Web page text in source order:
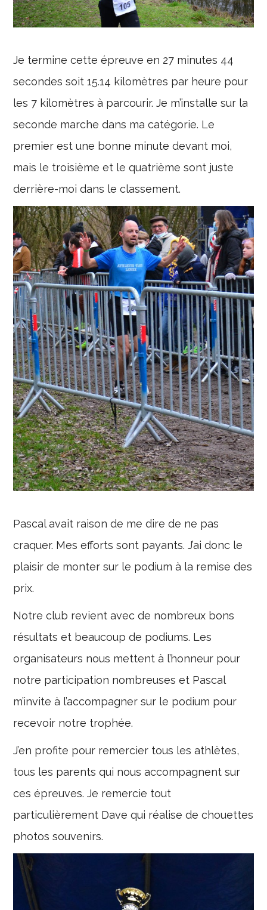
Je termine cette épreuve en 27 minutes 44
secondes soit 15.14 kilomètres par heure pour
les 7 kilomètres à parcourir. Je m’installe sur la
seconde marche dans ma catégorie. Le
premier est une bonne minute devant moi,
mais le troisième et le quatrième sont juste
derrière-moi dans le classement.
Pascal avait raison de me dire de ne pas
craquer. Mes efforts sont payants. J’ai donc le
plaisir de monter sur le podium à la remise des
prix.
Notre club revient avec de nombreux bons
résultats et beaucoup de podiums. Les
organisateurs nous mettent à l’honneur pour
notre participation nombreuses et Pascal
m’invite à l’accompagner sur le podium pour
recevoir notre trophée.
J’en profite pour remercier tous les athlètes,
tous les parents qui nous accompagnent sur
ces épreuves. Je remercie tout
particulièrement Dave qui réalise de chouettes
photos souvenirs.